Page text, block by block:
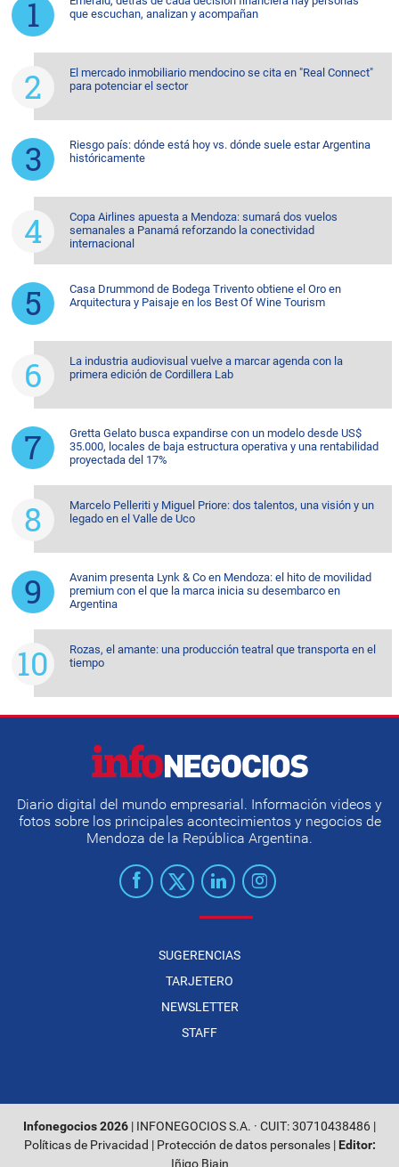
que escuchan, analizan y acompañan
El mercado inmobiliario mendocino se cita en "Real Connect"
para potenciar el sector
Riesgo país: dónde está hoy vs. dónde suele estar Argentina
históricamente
Copa Airlines apuesta a Mendoza: sumará dos vuelos
semanales a Panamá reforzando la conectividad
internacional
Casa Drummond de Bodega Trivento obtiene el Oro en
Arquitectura y Paisaje en los Best Of Wine Tourism
La industria audiovisual vuelve a marcar agenda con la
primera edición de Cordillera Lab
Gretta Gelato busca expandirse con un modelo desde US$
35.000, locales de baja estructura operativa y una rentabilidad
proyectada del 17%
Marcelo Pelleriti y Miguel Priore: dos talentos, una visión y un
legado en el Valle de Uco
Avanim presenta Lynk & Co en Mendoza: el hito de movilidad
premium con el que la marca inicia su desembarco en
Argentina
Rozas, el amante: una producción teatral que transporta en el
tiempo
Diario digital del mundo empresarial. Información videos y
fotos sobre los principales acontecimientos y negocios de
Mendoza de la República Argentina.
SUGERENCIAS
TARJETERO
NEWSLETTER
STAFF
Infonegocios 2026 | INFONEGOCIOS S.A. · CUIT: 30710438486 |
Políticas de Privacidad | Protección de datos personales| Editor: